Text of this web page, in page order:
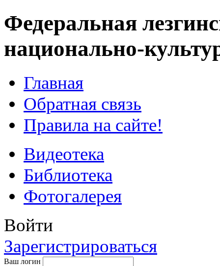
Федеральная
национально-
Главная
Обратная связь
Правила на сайте!
Видеотека
Библиотека
Фотогалерея
Войти
Зарегистрироваться
Ваш логин